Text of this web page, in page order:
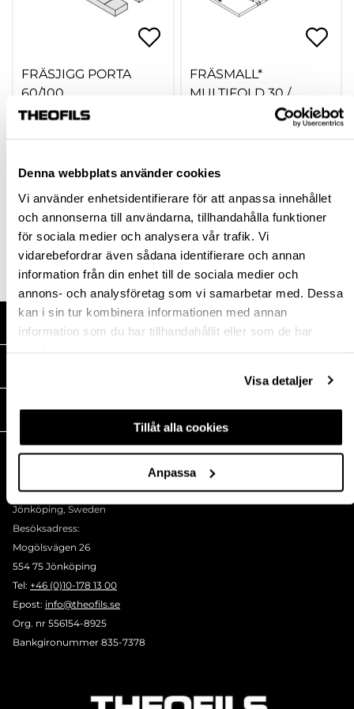
Denna webbplats använder cookies
Vi använder enhetsidentifierare för att anpassa innehållet
och annonserna till användarna, tillhandahålla funktioner
för sociala medier och analysera vår trafik. Vi
vidarebefordrar även sådana identifierare och annan
information från din enhet till de sociala medier och
annons- och analysföretag som vi samarbetar med. Dessa
kan i sin tur kombinera informationen med annan
information som du har tillhandahållit eller som de har
Visa detaljer
Tillåt alla cookies
Anpassa
FRÄSJIGG PORTA
60/100
(Ord. rek. pris)
Köp
FRÄSMALL*
MULTIFOLD 30 /
Köp
THEOFILS
BOX 1009 551 11
Jönköping, Sweden
Besöksadress:
Mogölsvägen 26
554 75 Jönköping
Tel: +46 (0)10-178 13 00
Epost: info@theofils.se
Org. nr 556154-8925
Bankgironummer 835-7378